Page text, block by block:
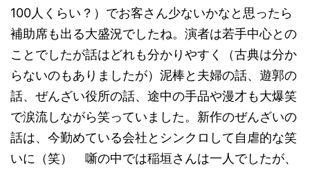
100人くらい？）でお客さん少ないかなと思ったら
補助席も出る大盛況でしたね。演者は若手中心との
ことでしたが話はどれも分かりやすく（古典は分か
らないのもありましたが）泥棒と夫婦の話、遊郭の
話、ぜんざい役所の話、途中の手品や漫才も大爆笑
で涙流しながら笑っていました。新作のぜんざいの
話は、今勤めている会社とシンクロして自虐的な笑
いに（笑） 噺の中では稲垣さんは一人でしたが、